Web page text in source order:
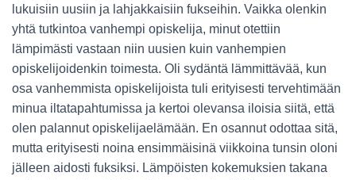
lukuisiin uusiin ja lahjakkaisiin fukseihin. Vaikka olenkin
yhtä tutkintoa vanhempi opiskelija, minut otettiin
lämpimästi vastaan niin uusien kuin vanhempien
opiskelijoidenkin toimesta. Oli sydäntä lämmittävää, kun
osa vanhemmista opiskelijoista tuli erityisesti tervehtimään
minua iltatapahtumissa ja kertoi olevansa iloisia siitä, että
olen palannut opiskelijaelämään. En osannut odottaa sitä,
mutta erityisesti noina ensimmäisinä viikkoina tunsin oloni
jälleen aidosti fuksiksi. Lämpöisten kokemuksien takana